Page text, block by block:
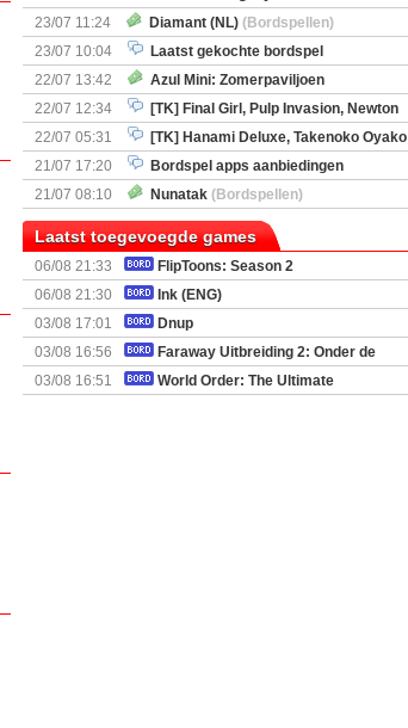
(Bordspellen)
23/07 11:24 Diamant (NL) (Bordspellen)
23/07 10:04
Laatst gekochte bordspel
22/07 13:42
Azul Mini: Zomerpaviljoen
(Bordspellen)
22/07 12:34
[TK] Final Girl, Pulp Invasion, Newton
& Great Discoveries
22/07 05:31
[TK] Hanami Deluxe, Takenoko Oyako
bigbox
21/07 17:20
Bordspel apps aanbiedingen
21/07 08:10
Nunatak (Bordspellen)
Laatst toegevoegde games
06/08 21:33
FlipToons: Season 2
06/08 21:30
Ink (ENG)
03/08 17:01
Dnup
03/08 16:56
Faraway Uitbreiding 2: Onder de
Sterrenhemel
03/08 16:51
World Order: The Ultimate